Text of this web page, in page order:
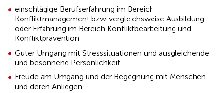
einschlägige Berufserfahrung im Bereich
Konfliktmanagement bzw. vergleichsweise Ausbildung
oder Erfahrung im Bereich Konfliktbearbeitung und
Konfliktprävention
Guter Umgang mit Stresssituationen und ausgleichende
und besonnene Persönlichkeit
Freude am Umgang und der Begegnung mit Menschen
und deren Anliegen